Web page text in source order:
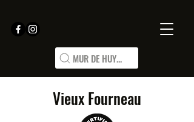
MUR DE HUY...
Vieux Fourneau